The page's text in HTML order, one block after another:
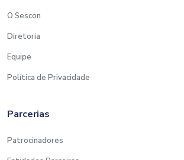
O Sescon
Diretoria
Equipe
Política de Privacidade
Parcerias
Patrocinadores